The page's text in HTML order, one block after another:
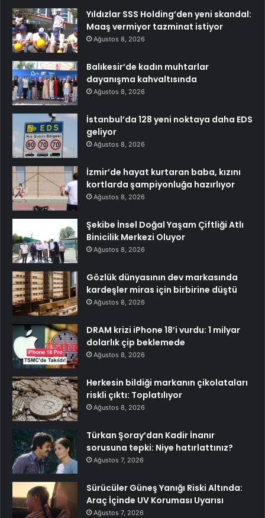
Yıldızlar SSS Holding’den yeni skandal:
Maaş vermiyor tazminat istiyor
Ağustos 8, 2026
Balıkesir’de kadın muhtarlar
dayanışma kahvaltısında
Ağustos 8, 2026
İstanbul’da 128 yeni noktaya daha EDS
geliyor
Ağustos 8, 2026
İzmir’de hayat kurtaran baba, kızını
kortlarda şampiyonluğa hazırlıyor
Ağustos 8, 2026
Şekibe İnsel Doğal Yaşam Çiftliği Atlı
Binicilik Merkezi Oluyor
Ağustos 8, 2026
Gözlük dünyasının dev markasında
kardeşler miras için birbirine düştü
Ağustos 8, 2026
DRAM krizi iPhone 18’i vurdu: 1 milyar
dolarlık çip beklemede
Ağustos 8, 2026
Herkesin bildiği markanın çikolataları
riskli çıktı: Toplatılıyor
Ağustos 8, 2026
Türkan Şoray’dan Kadir İnanır
sorusuna tepki: Niye hatırlattınız?
Ağustos 7, 2026
Sürücüler Güneş Yanığı Riski Altında:
Araç İçinde UV Koruması Uyarısı
Ağustos 7, 2026